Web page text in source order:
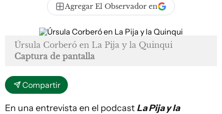
Agregar El Observador en
Úrsula Corberó en La Pija y la Quinqui
Captura de pantalla
Compartir
En una entrevista en el podcast La Pija y la